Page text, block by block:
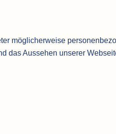
möglicherweise
das Aussehen unserer